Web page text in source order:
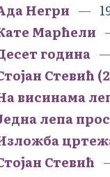
Негри
Марћели
година
Стевић
висинама
лепа
Стевић